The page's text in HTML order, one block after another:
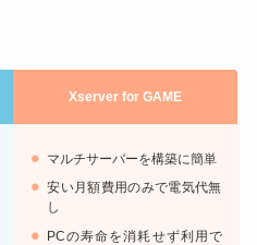
Xserver for GAME
マルチサーバーを構築に簡単
安い月額費用のみで電気代無
し
PCの寿命を消耗せず利用で